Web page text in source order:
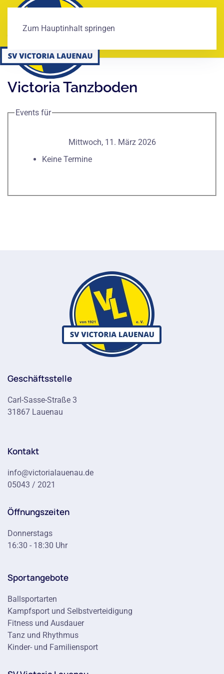
Zum Hauptinhalt springen
Victoria Tanzboden
Events für
Mittwoch, 11. März 2026
Keine Termine
Geschäftsstelle
Carl-Sasse-Straße 3
31867 Lauenau
Kontakt
info@victorialauenau.de
05043 / 2021
Öffnungszeiten
Donnerstags
16:30 - 18:30 Uhr
Sportangebote
Ballsportarten
Kampfsport und Selbstverteidigung
Fitness und Ausdauer
Tanz und Rhythmus
Kinder- und Familiensport